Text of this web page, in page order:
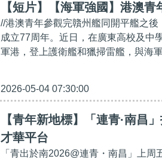
【短片】【海軍強國】港澳
//港澳青年參觀完贛州艦同開平艦之
成立77周年。近日，在廣東高校及中
軍港，登上護衛艦和獵掃雷艦，與海
2026-05-04 07:30:00
【青年新地標】「連青·南昌
才華平台
「青出於南2026@連青・南昌」上